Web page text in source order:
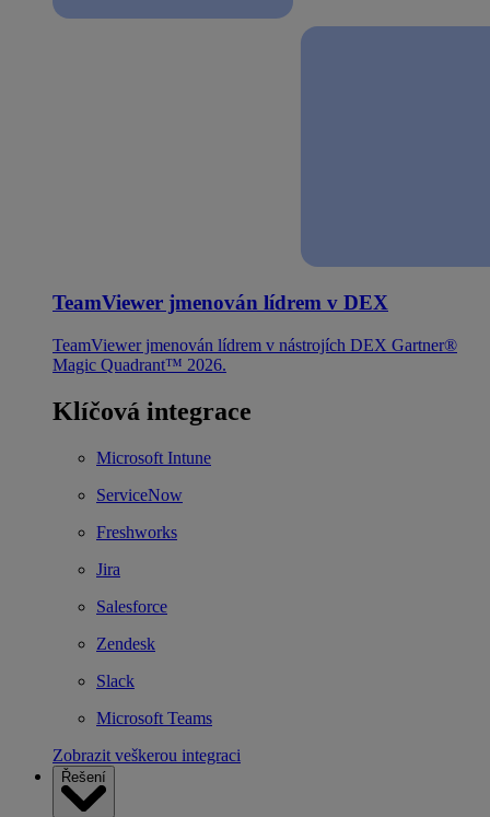
TeamViewer jmenován lídrem v DEX
TeamViewer jmenován lídrem v nástrojích DEX Gartner®
Magic Quadrant™ 2026.
Klíčová integrace
Microsoft Intune
ServiceNow
Freshworks
Jira
Salesforce
Zendesk
Slack
Microsoft Teams
Zobrazit veškerou integraci
Řešení